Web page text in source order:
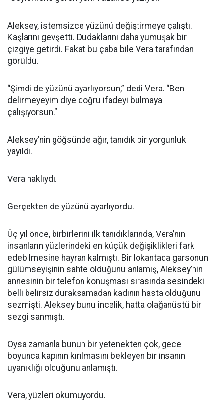
Aleksey, istemsizce yüzünü değiştirmeye çalıştı.
Kaşlarını gevşetti. Dudaklarını daha yumuşak bir
çizgiye getirdi. Fakat bu çaba bile Vera tarafından
görüldü.
“Şimdi de yüzünü ayarlıyorsun,” dedi Vera. “Ben
delirmeyeyim diye doğru ifadeyi bulmaya
çalışıyorsun.”
Aleksey’nin göğsünde ağır, tanıdık bir yorgunluk
yayıldı.
Vera haklıydı.
Gerçekten de yüzünü ayarlıyordu.
Üç yıl önce, birbirlerini ilk tanıdıklarında, Vera’nın
insanların yüzlerindeki en küçük değişiklikleri fark
edebilmesine hayran kalmıştı. Bir lokantada garsonun
gülümseyişinin sahte olduğunu anlamış, Aleksey’nin
annesinin bir telefon konuşması sırasında sesindeki
belli belirsiz duraksamadan kadının hasta olduğunu
sezmişti. Aleksey bunu incelik, hatta olağanüstü bir
sezgi sanmıştı.
Oysa zamanla bunun bir yetenekten çok, gece
boyunca kapının kırılmasını bekleyen bir insanın
uyanıklığı olduğunu anlamıştı.
Vera, yüzleri okumuyordu.